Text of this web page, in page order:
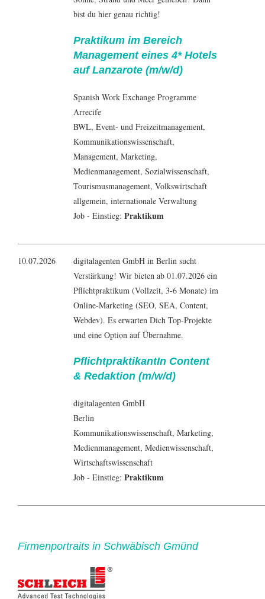
bist du hier genau richtig!
Praktikum im Bereich
Management eines 4* Hotels
auf Lanzarote (m/w/d)
Spanish Work Exchange Programme
Arrecife
BWL, Event- und Freizeitmanagement,
Kommunikationswissenschaft,
Management, Marketing,
Medienmanagement, Sozialwissenschaft,
Tourismusmanagement, Volkswirtschaft
allgemein, internationale Verwaltung
Job - Einstieg: Praktikum
10.07.2026
digitalagenten GmbH in Berlin sucht
Verstärkung! Wir bieten ab 01.07.2026 ein
Pflichtpraktikum (Vollzeit, 3-6 Monate) im
Online-Marketing (SEO, SEA, Content,
Webdev). Es erwarten Dich Top-Projekte
und eine Option auf Übernahme.
PflichtpraktikantIn Content
& Redaktion (m/w/d)
digitalagenten GmbH
Berlin
Kommunikationswissenschaft, Marketing,
Medienmanagement, Medienwissenschaft,
Wirtschaftswissenschaft
Job - Einstieg: Praktikum
Firmenportraits in Schwäbisch Gmünd